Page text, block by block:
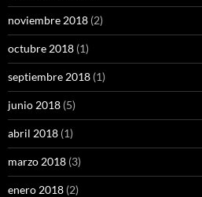
noviembre 2018 (2)
octubre 2018 (1)
septiembre 2018 (1)
junio 2018 (5)
abril 2018 (1)
marzo 2018 (3)
enero 2018 (2)